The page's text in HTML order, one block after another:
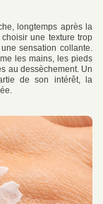
longtemps après la
une texture trop
sensation collante.
les mains, les pieds
au dessèchement. Un
de son intérêt, la